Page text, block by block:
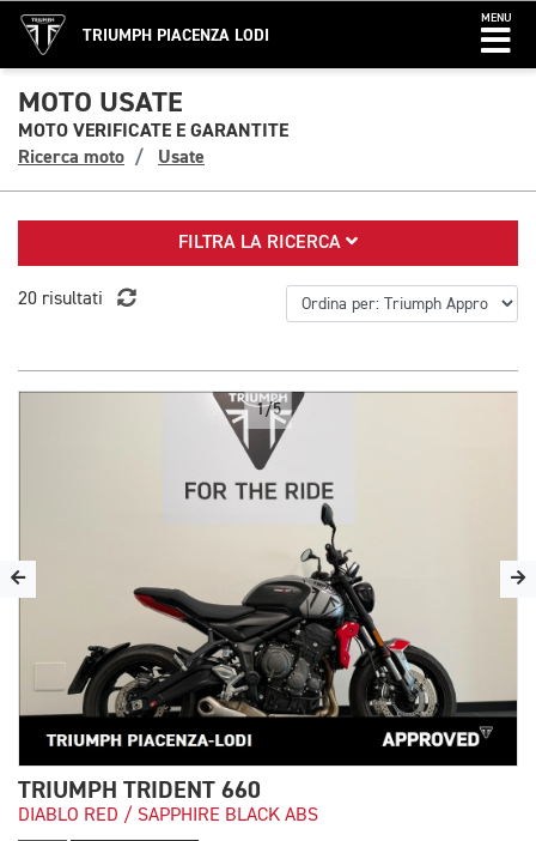
TRIUMPH PIACENZA LODI
MENU
MOTO USATE
MOTO VERIFICATE E GARANTITE
Ricerca moto
Usate
FILTRA LA RICERCA
20 risultati
1/5
TRIUMPH TRIDENT 660
DIABLO RED / SAPPHIRE BLACK ABS